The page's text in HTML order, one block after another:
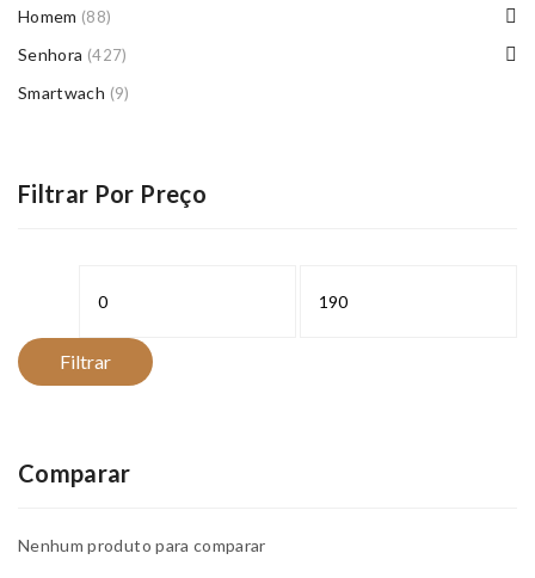
Homem (88)
Senhora (427)
Smartwach (9)
Filtrar Por Preço
Filtrar
Comparar
Nenhum produto para comparar